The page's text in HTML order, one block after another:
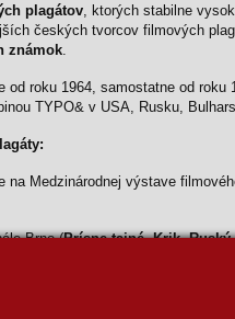
plagátov, ktorých stabilne
českých tvorcov filmových
známok.
od roku 1964, samostatne od
TYPO& v USA, Rusku,
na Medzinárodnej výstave
Brno (Prísne tajné,Krik,Ruský